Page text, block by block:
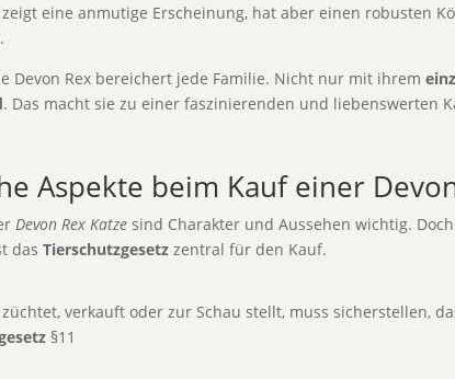
zeigt eine anmutige Erscheinung, hat aber einen robusten
Devon Rex bereichert jede Familie. Nicht nur mit ihrem
. Das macht sie zu einer faszinierenden und liebenswerten
Aspekte beim Kauf einer
Devon Rex Katze sind Charakter und Aussehen wichtig.
das Tierschutzgesetz zentral für den Kauf.
züchtet, verkauft oder zur Schau stellt, muss sicherstellen,
§11